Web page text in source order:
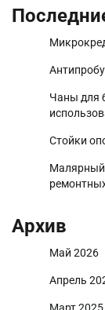
Чаны для
Стойки
Малярный
Архив
Май 2026
Апрель